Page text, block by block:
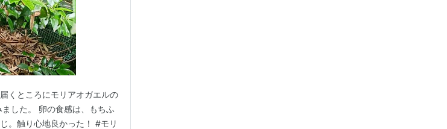
くところにモリアオガエルの
した。 卵の食感は、もちふ
。触り心地良かった！ #モリ